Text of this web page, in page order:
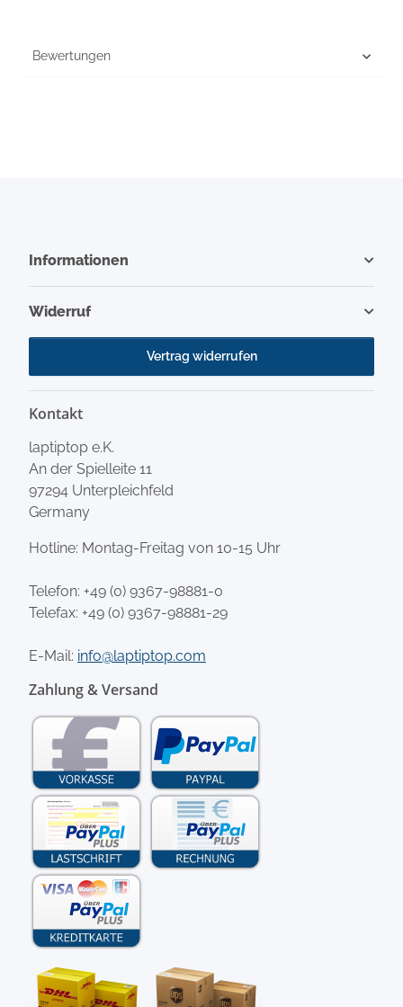
Bewertungen
Informationen
Widerruf
Vertrag widerrufen
Kontakt
laptiptop e.K.
An der Spielleite 11
97294 Unterpleichfeld
Germany
Hotline: Montag-Freitag von 10-15 Uhr
Telefon: +49 (0) 9367-98881-0
Telefax: +49 (0) 9367-98881-29
E-Mail: info@laptiptop.com
Zahlung & Versand